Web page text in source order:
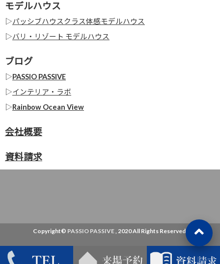
モデルハウス
▷パッシブハウスクラス体感モデルハウス
▷バリ・リゾート モデルハウス
ブログ
▷PASSIO PASSIVE
▷インテリア・ラボ
▷Rainbow Ocean View
会社概要
資料請求
Copyright© PASSIO PASSIVE, 2020 All Rights Reserved.